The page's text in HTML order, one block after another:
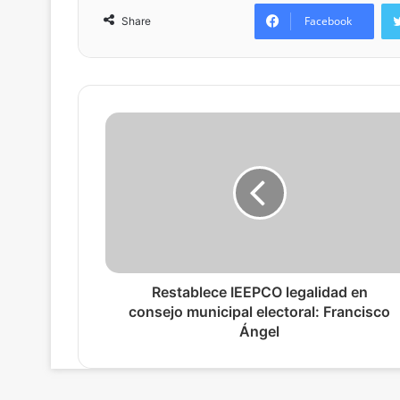
Share Facebook
Restablece IEEPCO legalidad en
consejo municipal electoral: Francisco
Ángel